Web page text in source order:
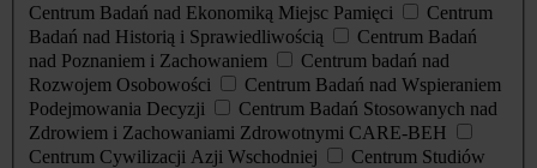
Centrum Badań nad Ekonomiką Miejsc Pamięci
Centrum
Badań nad Historią i Sprawiedliwością
Centrum Badań
nad Poznaniem i Zachowaniem
Centrum badań nad
Rozwojem Osobowości
Centrum Badań nad Wspieraniem
Podejmowania Decyzji
Centrum Badań Stosowanych nad
Zdrowiem i Zachowaniami Zdrowotnymi CARE-BEH
Centrum Cywilizacji Azji Wschodniej
Centrum Studiów